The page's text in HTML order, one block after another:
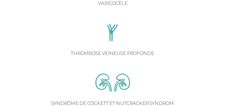
VARICOCÈLE
THROMBOSE VEINEUSE PROFONDE
SYNDRÔME DE COCKETT ET NUTCRACKER SYNDROM